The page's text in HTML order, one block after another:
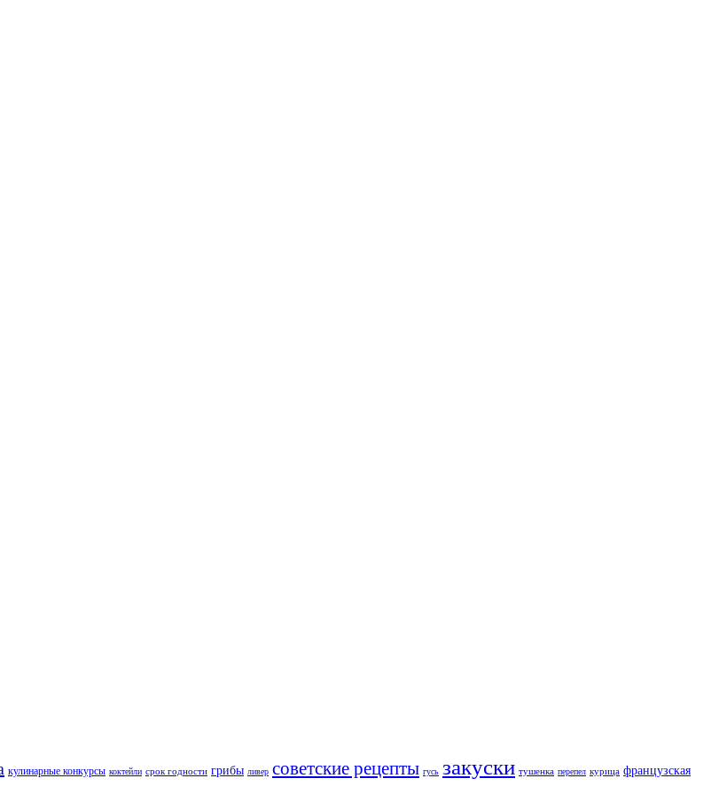
кулинарные конкурсы коктейли срок годности грибы ливер советские рецепты гусь закуски тушенка перепел курица французская